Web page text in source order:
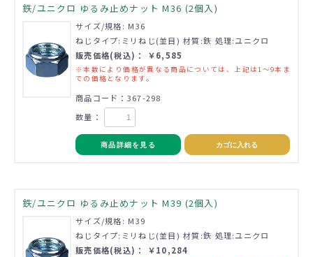
鉄/ユニクロ ゆるみ止めナット M36 (2個入)
サイズ/規格: M36
ねじタイプ:ミリねじ(並目) 材質:鉄 処理:ユニクロ
販売価格(税込)： ￥6,585
※本数により価格が異なる商品については、上記は1～9本ま
での価格となります。
商品コード：367-298
数量：
商品詳細を見る カゴに入れる
鉄/ユニクロ ゆるみ止めナット M39 (2個入)
サイズ/規格: M39
ねじタイプ:ミリねじ(並目) 材質:鉄 処理:ユニクロ
販売価格(税込)： ￥10,284